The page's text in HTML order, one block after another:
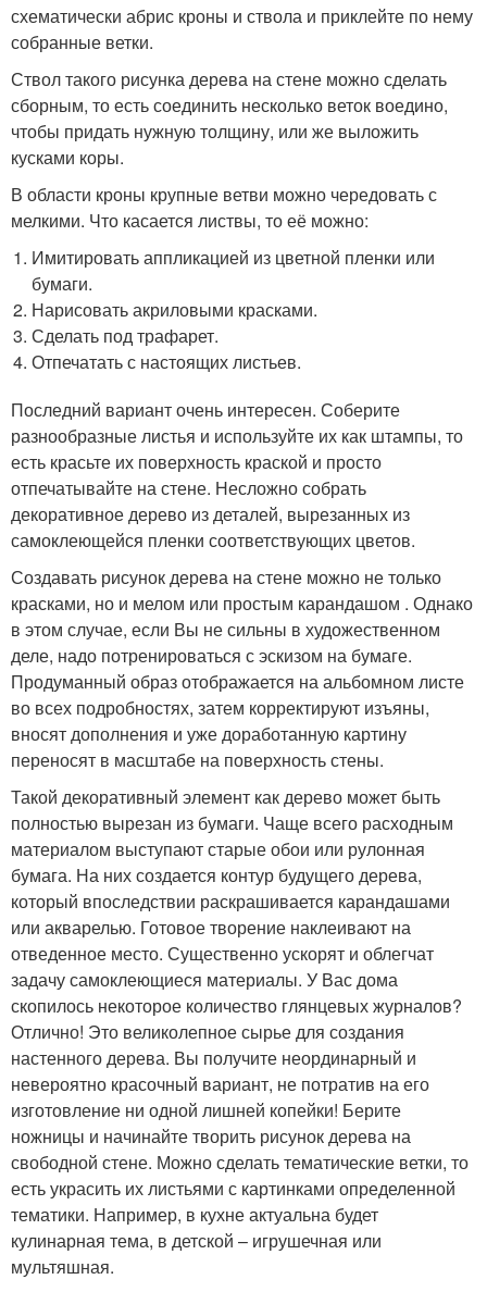
схематически абрис кроны и ствола и приклейте по нему
собранные ветки.
Ствол такого рисунка дерева на стене можно сделать
сборным, то есть соединить несколько веток воедино,
чтобы придать нужную толщину, или же выложить
кусками коры.
В области кроны крупные ветви можно чередовать с
мелкими. Что касается листвы, то её можно:
Имитировать аппликацией из цветной пленки или
бумаги.
Нарисовать акриловыми красками.
Сделать под трафарет.
Отпечатать с настоящих листьев.
Последний вариант очень интересен. Соберите
разнообразные листья и используйте их как штампы, то
есть красьте их поверхность краской и просто
отпечатывайте на стене. Несложно собрать
декоративное дерево из деталей, вырезанных из
самоклеющейся пленки соответствующих цветов.
Создавать рисунок дерева на стене можно не только
красками, но и мелом или простым карандашом . Однако
в этом случае, если Вы не сильны в художественном
деле, надо потренироваться с эскизом на бумаге.
Продуманный образ отображается на альбомном листе
во всех подробностях, затем корректируют изъяны,
вносят дополнения и уже доработанную картину
переносят в масштабе на поверхность стены.
Такой декоративный элемент как дерево может быть
полностью вырезан из бумаги. Чаще всего расходным
материалом выступают старые обои или рулонная
бумага. На них создается контур будущего дерева,
который впоследствии раскрашивается карандашами
или акварелью. Готовое творение наклеивают на
отведенное место. Существенно ускорят и облегчат
задачу самоклеющиеся материалы. У Вас дома
скопилось некоторое количество глянцевых журналов?
Отлично! Это великолепное сырье для создания
настенного дерева. Вы получите неординарный и
невероятно красочный вариант, не потратив на его
изготовление ни одной лишней копейки! Берите
ножницы и начинайте творить рисунок дерева на
свободной стене. Можно сделать тематические ветки, то
есть украсить их листьями с картинками определенной
тематики. Например, в кухне актуальна будет
кулинарная тема, в детской – игрушечная или
мультяшная.